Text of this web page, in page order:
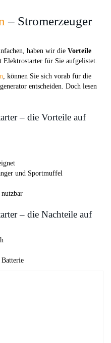
– Stromerzeuger
haben wir die Vorteile
Elektrostarter für Sie aufgelistet.
, können Sie sich vorab für die
entscheiden. Doch lesen
– die Vorteile auf
und Sportmuffel
– die Nachteile auf